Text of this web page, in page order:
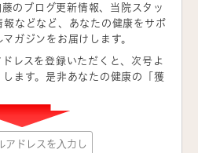
のブログ更新情報、当院スタッ
報などなど、あなたの健康をサポ
ガジンをお届けします。
レスを登録いただくと、次号よ
します。是非あなたの健康の「獲